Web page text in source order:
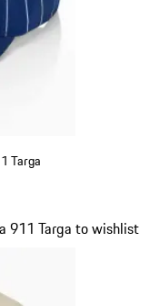
Targa
911 Targa to wishlist